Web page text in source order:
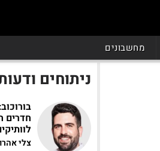
מחשבונים
ניתוחים
צלי